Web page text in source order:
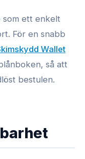
som ett enkelt
För en snabb
Wallet
så att
bestulen.